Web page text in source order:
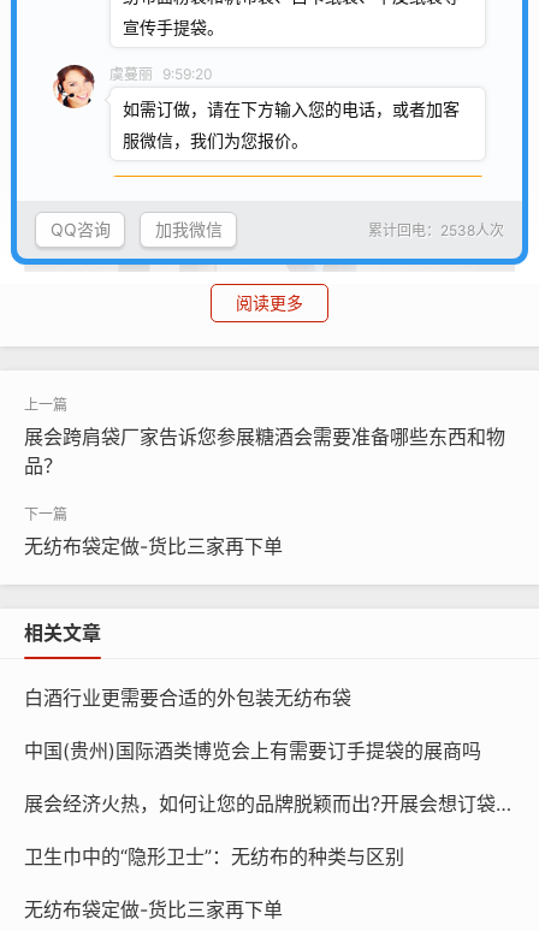
我厂专业生产无纺布袋多年，尤其擅长制作这种展会专用跨肩
我厂专业生产无纺布袋多年，尤其擅长制作这种展会专用跨肩
免费邮寄样品。
阅读更多
展会跨肩袋厂家告诉您参展糖酒会需要准备哪些东西和物
品？
无纺布袋定做-货比三家再下单
相关文章
白酒行业更需要合适的外包装无纺布袋
中国(贵州)国际酒类博览会上有需要订手提袋的展商吗
展会经济火热，如何让您的品牌脱颖而出?开展会想订袋子？找15225080030
卫生巾中的“隐形卫士”：无纺布的种类与区别
无纺布袋定做-货比三家再下单
如需订做，请在下方输入您的电话，或者加客
QQ咨询 加我微信